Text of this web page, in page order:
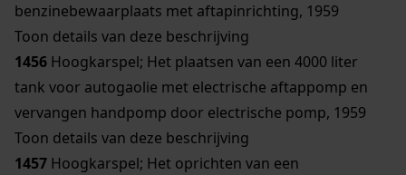
benzinebewaarplaats met aftapinrichting, 1959
Toon details van deze beschrijving
1456 Hoogkarspel; Het plaatsen van een 4000 liter
tank voor autogaolie met electrische aftappomp en
vervangen handpomp door electrische pomp, 1959
Toon details van deze beschrijving
1457 Hoogkarspel; Het oprichten van een